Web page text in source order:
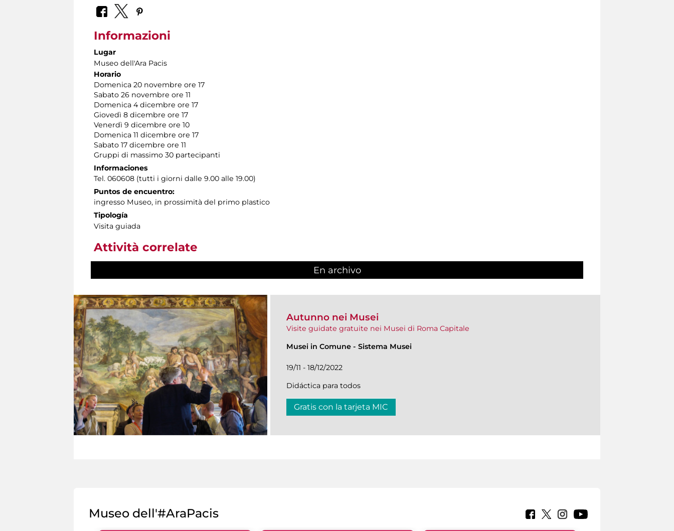
Informazioni
Lugar
Museo dell'Ara Pacis
Horario
Domenica 20 novembre ore 17
Sabato 26 novembre ore 11
Domenica 4 dicembre ore 17
Giovedì 8 dicembre ore 17
Venerdì 9 dicembre ore 10
Domenica 11 dicembre ore 17
Sabato 17 dicembre ore 11
Gruppi di massimo 30 partecipanti
Informaciones
Tel. 060608 (tutti i giorni dalle 9.00 alle 19.00)
Puntos de encuentro:
ingresso Museo, in prossimità del primo plastico
Tipología
Visita guiada
Attività correlate
En archivo
Autunno nei Musei
Visite guidate gratuite nei Musei di Roma Capitale
Musei in Comune - Sistema Musei
19/11 - 18/12/2022
Didáctica para todos
Gratis con la tarjeta MIC
Museo dell'#AraPacis